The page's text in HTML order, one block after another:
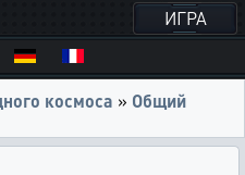
ИГРА
космоса » Общий